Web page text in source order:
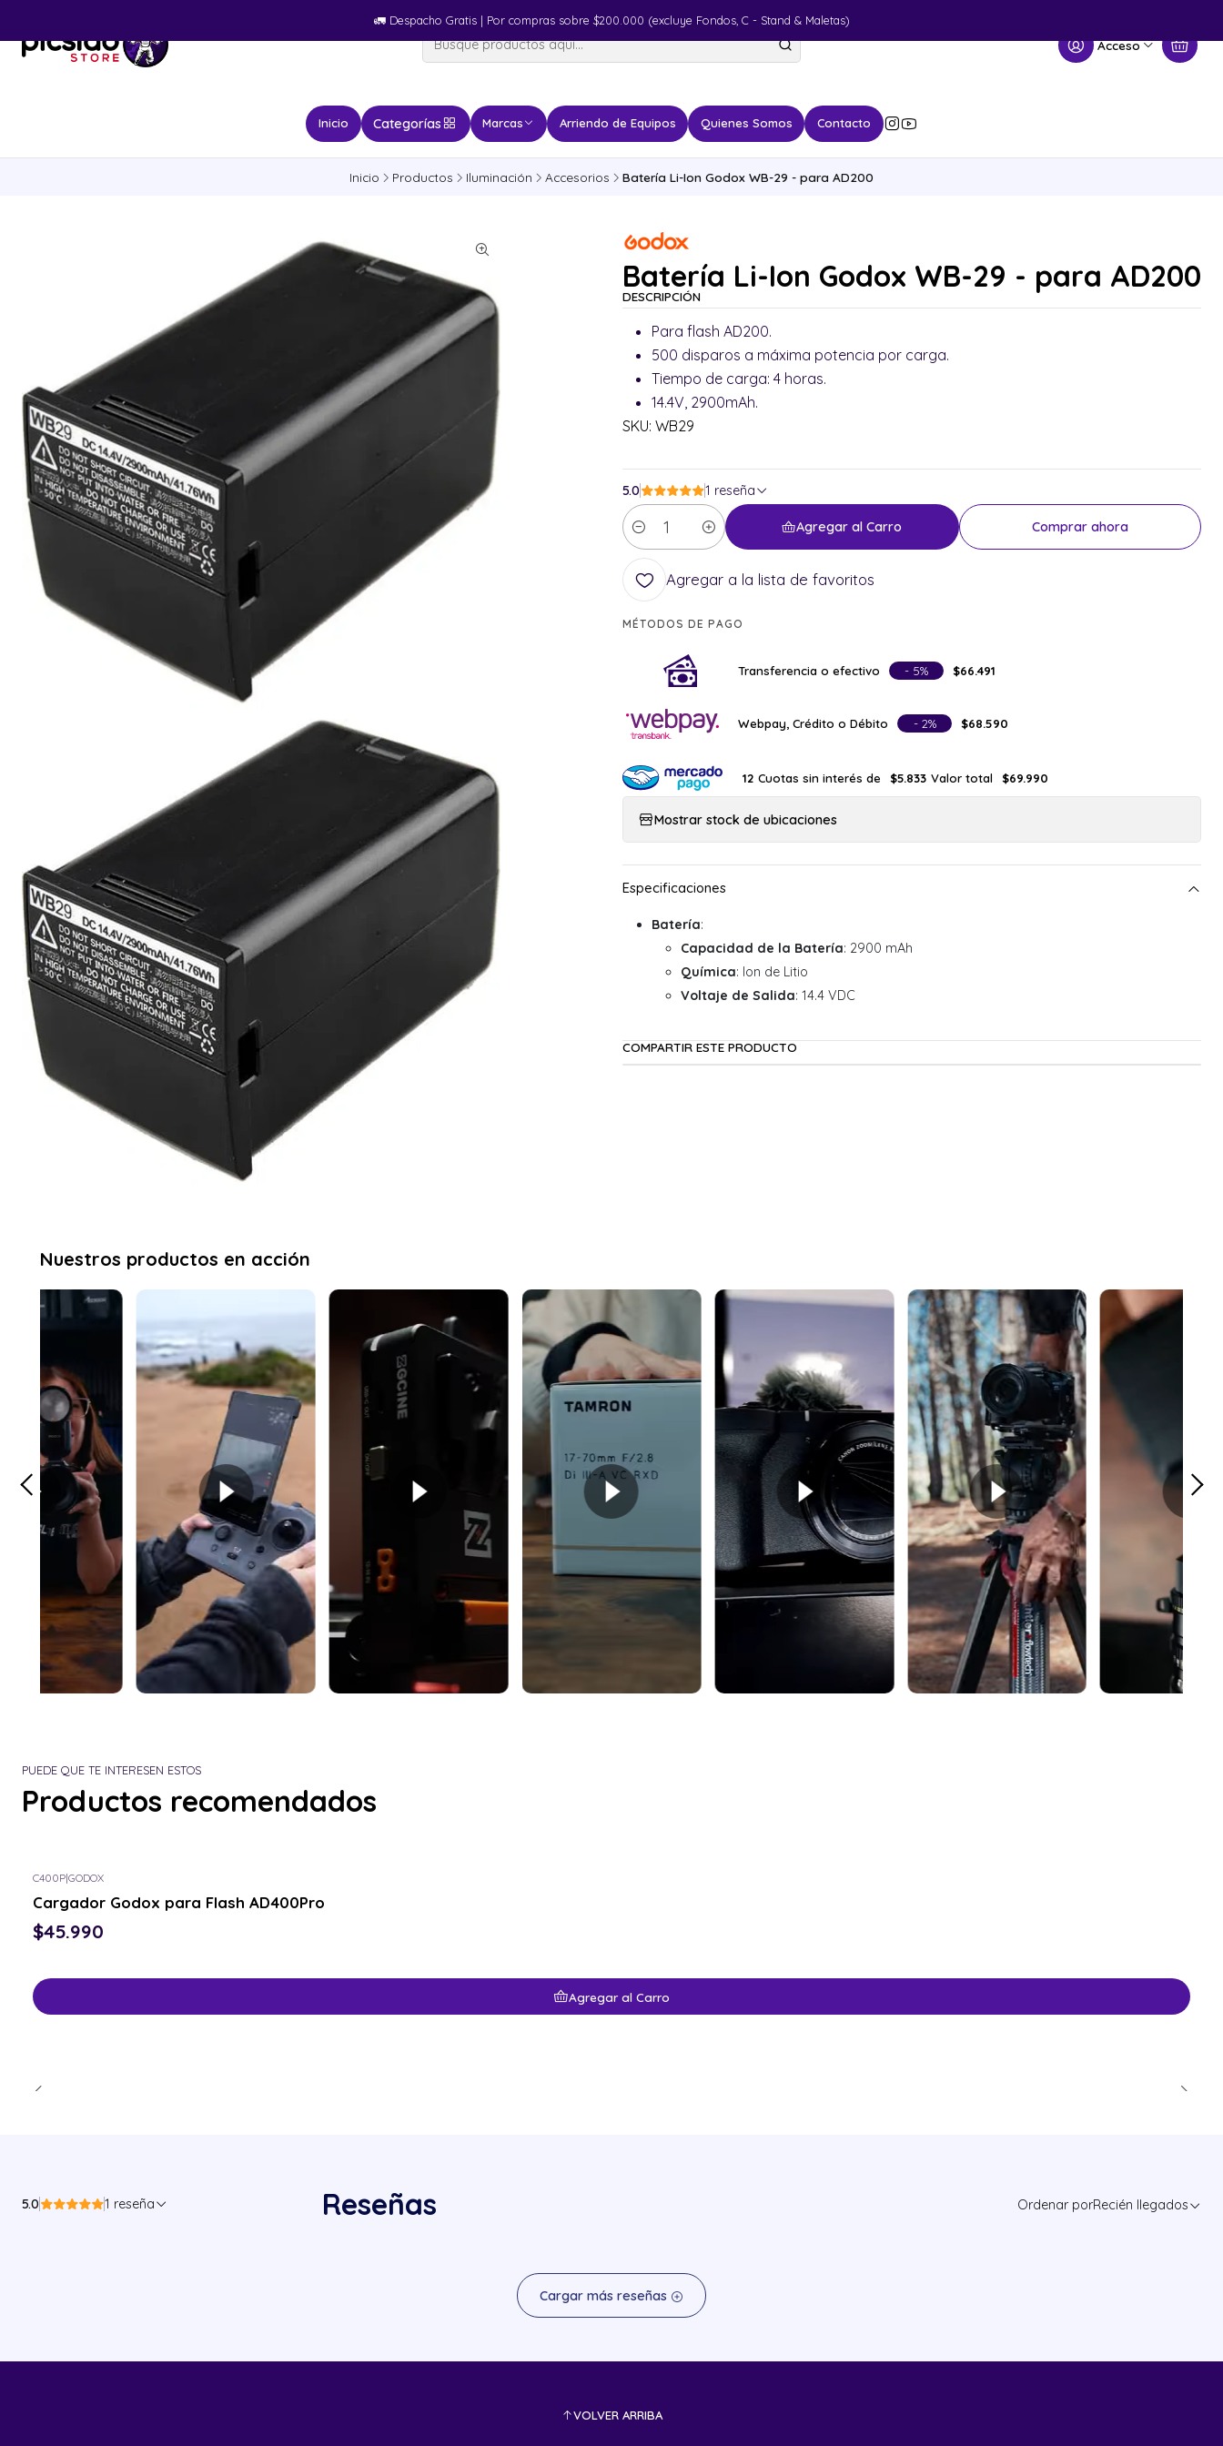
Acceso
Inicio Categorías Marcas Arriendo de Equipos Quienes Somos Contacto
🚛​ Despacho Gratis | Por compras sobre $200.000 (excluye Fondos, C - Stand & Maletas)
Inicio Productos Iluminación Accesorios Batería Li-Ion Godox WB-29 - para AD200
Batería Li-Ion Godox WB-29 - para AD200
DESCRIPCIÓN
Para flash AD200.
500 disparos a máxima potencia por carga.
Tiempo de carga: 4 horas.
14.4V, 2900mAh.
SKU: WB29
5.0 1 reseña
Cantidad
Agregar al Carro Comprar ahora
Agregar a la lista de favoritos
MÉTODOS DE PAGO
Transferencia o efectivo - 5% $66.491
Webpay, Crédito o Débito - 2% $68.590
12 Cuotas sin interés de $5.833 Valor total $69.990
Mostrar stock de ubicaciones
Batería:
Capacidad de la Batería: 2900 mAh
Química: Ion de Litio
Voltaje de Salida: 14.4 VDC
COMPARTIR ESTE PRODUCTO
PUEDE QUE TE INTERESEN ESTOS
Productos recomendados
C400P|GODOX
Cargador Godox para Flash AD400Pro
$45.990
Agregar al Carro
Reseñas
5.0 1 reseña Ordenar porRecién llegados
Cargar más reseñas
VOLVER ARRIBA